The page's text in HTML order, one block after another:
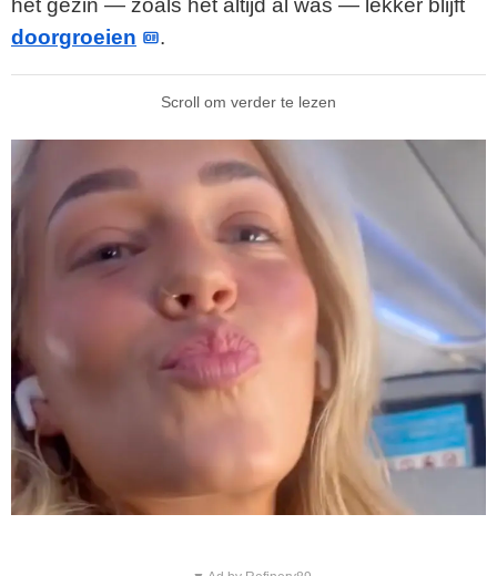
het gezin — zoals het altijd al was — lekker blijft
doorgroeien
.
Scroll om verder te lezen